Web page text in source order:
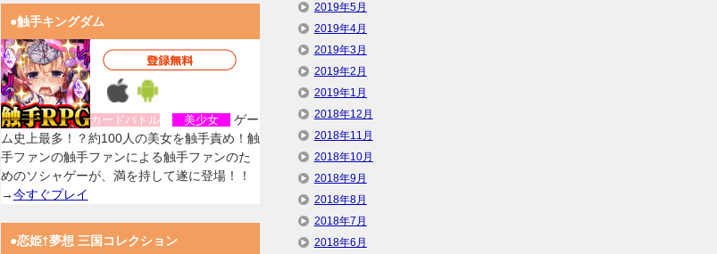
●触手キングダム
カードバトル 美少女
ゲー
ム史上最多！？約100人の美女を触手責め！触
手ファンの触手ファンによる触手ファンのた
めのソシャゲーが、満を持して遂に登場！！
→今すぐプレイ
●恋姫†夢想 三国コレクション
2019年5月
2019年4月
2019年3月
2019年2月
2019年1月
2018年12月
2018年11月
2018年10月
2018年9月
2018年8月
2018年7月
2018年6月